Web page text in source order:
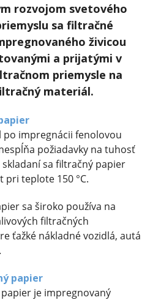
rozvojom svetového
sa filtračné
živicou
a prijatými v
priemysle na
materiál.
impregnácii fenolovou
požiadavky na tuhosť
sa filtračný papier
pri teplote 150 °C.
sa široko používa na
filtračných
ťažké nákladné vozidlá, autá
papier
je impregnovaný